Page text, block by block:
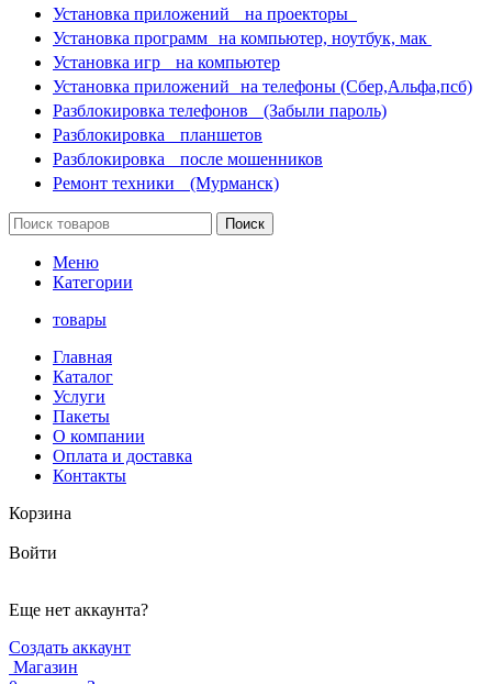
Установка приложений на проекторы
Установка программ на компьютер, ноутбук, мак
Установка игр на компьютер
Установка приложений на телефоны (Сбер,Альфа,псб)
Разблокировка телефонов (Забыли пароль)
Разблокировка планшетов
Разблокировка после мошенников
Ремонт техники (Мурманск)
Поиск
Меню
Категории
товары
Главная
Каталог
Услуги
Пакеты
О компании
Оплата и доставка
Контакты
Корзина
Войти
Еще нет аккаунта?
Создать аккаунт
Магазин